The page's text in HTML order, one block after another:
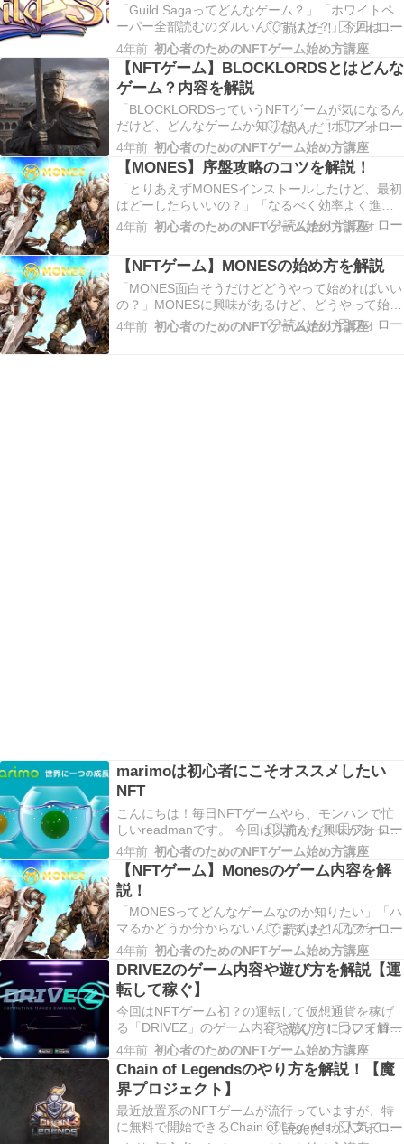
「Guild Sagaってどんなゲーム？」「ホワイトペ
ーパー全部読むのダルいんですけど？」今回は私
も以前から気になっているピクセルアートなNFT
ゲーム、「Guild Saga」のゲーム内容をまとめて
います。まだローンチされていないゲームです
が、プレイするかどうかの参考になれば幸…
4年前 初心者のためのNFTゲーム始め方講座
【NFTゲーム】BLOCKLORDSとはどんな
ゲーム？内容を解説
「BLOCKLORDSっていうNFTゲームが気になるん
だけど、どんなゲームか知りたい」「ホワイトペ
ーパーいちいち翻訳するのめんどう、だれかまと
めてくれない？」「日本語の情報ほぼなくてよく
分からん」そんな方のために、ひいては忘れっぽ
い自分のために、今回はホワイトペーパーや公式
サイ…
4年前 初心者のためのNFTゲーム始め方講座
【MONES】序盤攻略のコツを解説！
「とりあえずMONESインストールしたけど、最初
はどーしたらいいの？」「なるべく効率よく進め
たい」今回は私が実際にプレイしてみて気づいた
攻略のコツを解説します！序盤の攻略に役立つと
さい。 ゲーム内容について詳しく知りたい方はこ
ちらMO…
4年前 初心者のためのNFTゲーム始め方講座
【NFTゲーム】MONESの始め方を解説
「MONES面白そうだけどどうやって始めればいい
の？」MONESに興味があるけど、どうやって始め
たらいいか分からない方向けに解説していきま
す。 興味はあるけど、ゲーム内容まだ知らないと
4年前 初心者のためのNFTゲーム始め方講座
marimoは初心者にこそオススメしたい
NFT
こんにちは！毎日NFTゲームやら、モンハンで忙
しいreadmanです。 今回は以前から興味があった
NFTを購入してみたので、レビューしてみたいと
思います。 marimoNFTって何ですか？公式の言葉
を借りると「持っているとだんだんと成長してい
く」NFTです。 最初はとっても小さ…
4年前 初心者のためのNFTゲーム始め方講座
【NFTゲーム】Monesのゲーム内容を解
説！
「MONESってどんなゲームなのか知りたい」「ハ
マるかどうか分からないんでまずはどんなゲーム
内容か知りたい」今回はそういった方を対象に
MONESのゲーム内容をまとめてみました！これを
読めば何となくゲームの全体像は掴めると思いま
す。（ソースは公式サイトおよびホワイトペーパ
ーです。…
4年前 初心者のためのNFTゲーム始め方講座
DRIVEZのゲーム内容や遊び方を解説【運
転して稼ぐ】
今回はNFTゲーム初？の運転して仮想通貨を稼げ
る「DRIVEZ」のゲーム内容や遊び方について解説
していきます。この記事は「DRIVEZ気になるけど
どんなゲームか知りたい」「実際にどうやって遊
ぶのか知りたい」といったDRIVEZをプレイしてみ
たいけど内容がよく分からないといった方…
4年前 初心者のためのNFTゲーム始め方講座
Chain of Legendsのやり方を解説！【魔
界プロジェクト】
最近放置系のNFTゲームが流行っていますが、特
に無料で開始できるChain of Legendsが人気で